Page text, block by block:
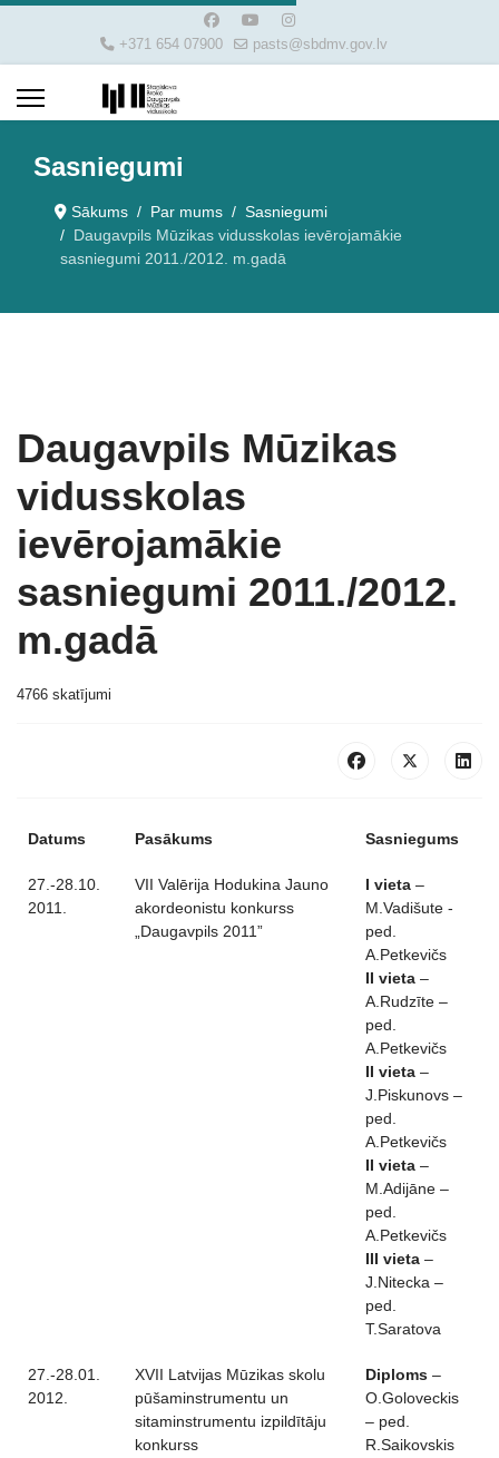
+371 654 07900 pasts@sbdmv.gov.lv
Sasniegumi
Sākums Par mums
Sasniegumi
Daugavpils Mūzikas vidusskolas ievērojamākie
sasniegumi 2011./2012. m.gadā
Daugavpils Mūzikas
vidusskolas
ievērojamākie
sasniegumi 2011./2012.
m.gadā
4766 skatījumi
Datums Pasākums Sasniegums
27.-28.10.
2011.
VII Valērija Hodukina Jauno
akordeonistu konkurss
„Daugavpils 2011”
I vieta –
M.Vadišute -
ped.
A.Petkevičs
II vieta –
A.Rudzīte –
ped.
A.Petkevičs
II vieta –
J.Piskunovs –
ped.
A.Petkevičs
II vieta –
M.Adijāne –
ped.
A.Petkevičs
III vieta –
J.Nitecka –
ped.
T.Saratova
27.-28.01.
2012.
XVII Latvijas Mūzikas skolu
pūšaminstrumentu un
sitaminstrumentu izpildītāju
konkurss
Diploms –
O.Goloveckis
– ped.
R.Saikovskis